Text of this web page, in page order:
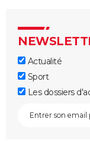
Actualité
Sport
Les dossiers